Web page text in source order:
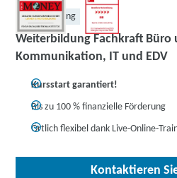
Weiterbildung
Weiterbildung Fachkraft Büro
Kommunikation, IT und EDV
Kursstart garantiert!
Bis zu 100 % finanzielle Förderung
Örtlich flexibel dank Live-Online-
Kontaktieren